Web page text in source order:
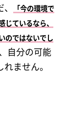
「今の環境で
ているなら、
のではないでし
自分の可能
ません。